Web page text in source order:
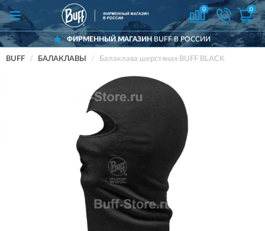
0 0
ФИРМЕННЫЙ МАГАЗИН BUFF В РОССИИ
BUFF БАЛАКЛАВЫ Балаклава шерстяная BUFF BLACK